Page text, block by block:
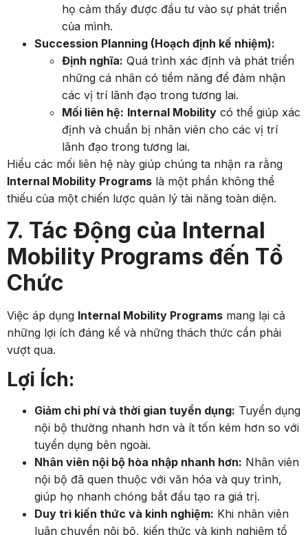
họ cảm thấy được đầu tư vào sự phát triển
của mình.
Succession Planning (Hoạch định kế nhiệm):
Định nghĩa: Quá trình xác định và phát triển
những cá nhân có tiềm năng để đảm nhận
các vị trí lãnh đạo trong tương lai.
Mối liên hệ: Internal Mobility có thể giúp xác
định và chuẩn bị nhân viên cho các vị trí
lãnh đạo trong tương lai.
Hiểu các mối liên hệ này giúp chúng ta nhận ra rằng
Internal Mobility Programs là một phần không thể
thiếu của một chiến lược quản lý tài năng toàn diện.
7. Tác Động của Internal
Mobility Programs đến Tổ
Chức
Việc áp dụng Internal Mobility Programs mang lại cả
những lợi ích đáng kể và những thách thức cần phải
vượt qua.
Lợi Ích:
Giảm chi phí và thời gian tuyển dụng: Tuyển dụng
nội bộ thường nhanh hơn và ít tốn kém hơn so với
tuyển dụng bên ngoài.
Nhân viên nội bộ hòa nhập nhanh hơn: Nhân viên
nội bộ đã quen thuộc với văn hóa và quy trình,
giúp họ nhanh chóng bắt đầu tạo ra giá trị.
Duy trì kiến thức và kinh nghiệm: Khi nhân viên
luân chuyển nội bộ, kiến thức và kinh nghiệm tổ